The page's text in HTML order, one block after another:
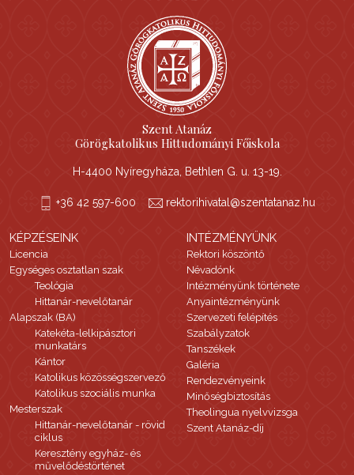
Szent Atanáz
Görögkatolikus Hittudományi Főiskola
H-4400 Nyíregyháza, Bethlen G. u. 13-19.
+36 42 597-600 rektorihivatal@szentatanaz.hu
KÉPZÉSEINK
Licencia
Egységes osztatlan szak
Teológia
Hittanár-nevelőtanár
Alapszak (BA)
Katekéta-lelkipásztori
munkatárs
Kántor
Katolikus közösségszervező
Katolikus szociális munka
Mesterszak
Hittanár-nevelőtanár - rövid
ciklus
Keresztény egyház- és
művelődéstörténet
INTÉZMÉNYÜNK
Rektori köszöntő
Névadónk
Intézményünk története
Anyaintézményünk
Szervezeti felépítés
Szabályzatok
Tanszékek
Galéria
Rendezvényeink
Minőségbiztosítás
Theolingua nyelvvizsga
Szent Atanáz-díj